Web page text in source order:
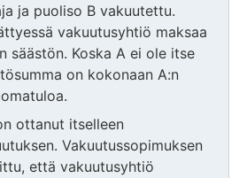
ja puoliso B vakuutettu.
vakuutusyhtiö maksaa
säästön. Koska A ei ole itse
on kokonaan A:n
ottanut itselleen
Vakuutussopimuksen
että vakuutusyhtiö